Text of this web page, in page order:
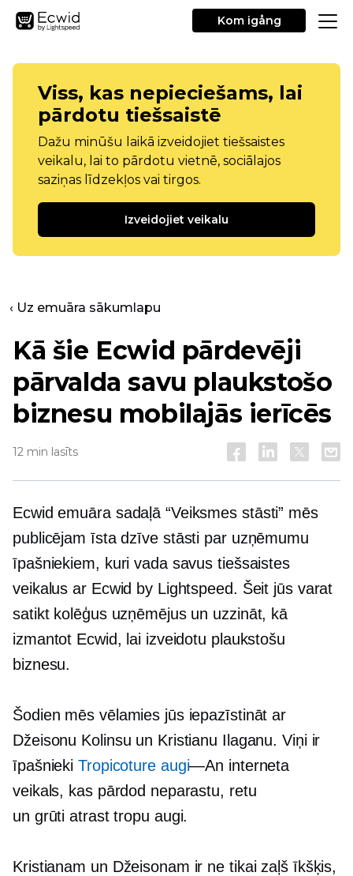
Kom igång
Viss, kas nepieciešams, lai
pārdotu tiešsaistē
Dažu minūšu laikā izveidojiet tiešsaistes
veikalu, lai to pārdotu vietnē, sociālajos
saziņas līdzekļos vai tirgos.
Izveidojiet veikalu
‹ Uz emuāra sākumlapu
Kā šie Ecwid pārdevēji
pārvalda savu plaukstošo
biznesu mobilajās ierīcēs
12 min lasīts
Ecwid emuāra sadaļā “Veiksmes stāsti” mēs
publicējam īsta dzīvestāsti par uzņēmumu
īpašniekiem, kuri vada savus tiešsaistes
veikalus ar Ecwid by Lightspeed. Šeit jūs varat
satikt kolēģus uzņēmējus un uzzināt, kā
izmantot Ecwid, lai izveidotu plaukstošu
biznesu.
Šodien mēs vēlamies jūs iepazīstināt ar
Džeisonu Kolinsu un Kristianu Ilaganu. Viņi ir
īpašniekiTropicoture augi—An interneta
veikals, kas pārdod neparastu, retu
un grūti atrasttropu augi.
Kristianam un Džeisonam ir ne tikai zaļš īkšķis,